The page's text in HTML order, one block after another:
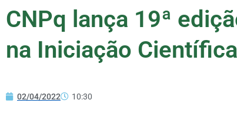
CNPq lança 19ª
na Iniciação
02/04/2022 10:30